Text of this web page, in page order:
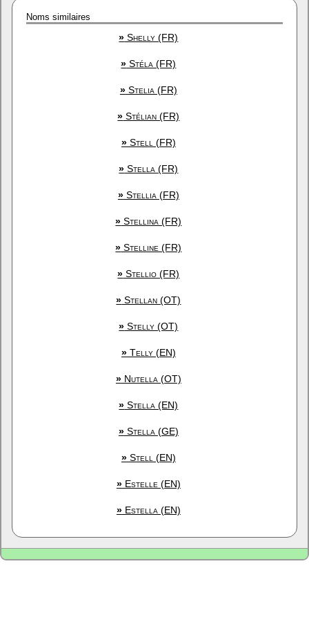
Noms similaires
» Shelly (FR)
» Stéla (FR)
»Stelia (FR)
» Stélian (FR)
»Stell (FR)
» Stella (FR)
»Stellia (FR)
» Stellina (FR)
» Stelline (FR)
» Stellio (FR)
» Stellan (OT)
» Stelly (OT)
»Telly (EN)
»Nutella (OT)
» Stella (EN)
»Stella (GE)
»Stell (EN)
»Estelle (EN)
»Estella (EN)